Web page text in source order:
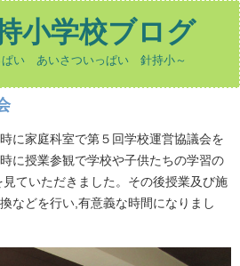
小学校ブログ
い あいさついっぱい 針持小～
に家庭科室で第５回学校運営協議会を
に授業参観で学校や子供たちの学習の
ていただきました。その後授業及び施
などを行い,有意義な時間になりまし